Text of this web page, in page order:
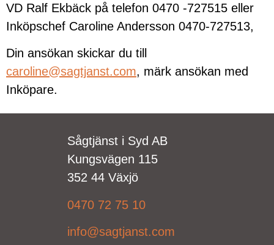
VD Ralf Ekbäck på telefon 0470 -727515 eller
Inköpschef Caroline Andersson 0470-727513,
Din ansökan skickar du till
caroline@sagtjanst.com, märk ansökan med
Inköpare.
Sågtjänst i Syd AB
Kungsvägen 115
352 44 Växjö
0470 72 75 10
info@sagtjanst.com